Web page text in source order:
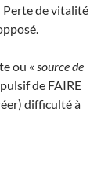
Perte de vitalité
ou « source de
de FAIRE
difficulté à